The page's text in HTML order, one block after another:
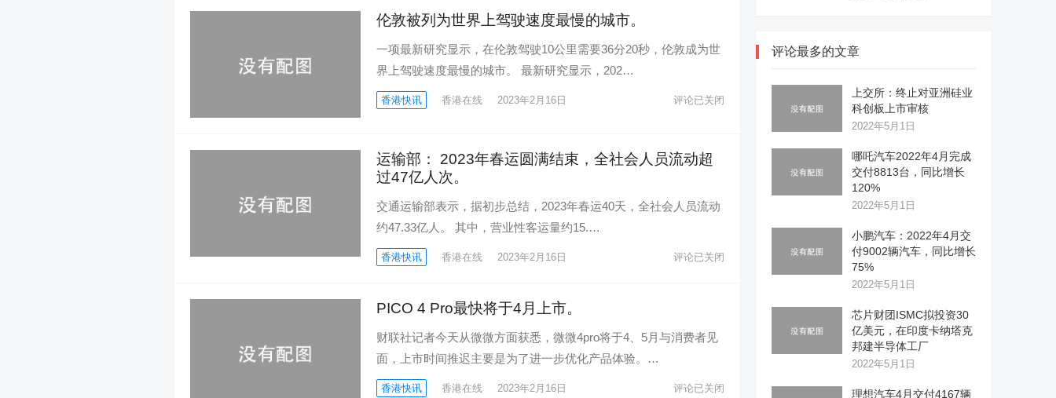
伦敦被列为世界上驾驶速度最慢的城市。
一项最新研究显示，在伦敦驾驶10公里需要36分20秒，伦敦成为世
界上驾驶速度最慢的城市。 最新研究显示，202…
香港快讯 香港在线 2023年2月16日 评论已关闭
运输部： 2023年春运圆满结束，全社会人员流动超
过47亿人次。
交通运输部表示，据初步总结，2023年春运40天，全社会人员流动
约47.33亿人。 其中，营业性客运量约15.…
香港快讯 香港在线 2023年2月16日 评论已关闭
PICO 4 Pro最快将于4月上市。
财联社记者今天从微微方面获悉，微微4pro将于4、5月与消费者见
面，上市时间推迟主要是为了进一步优化产品体验。…
香港快讯 香港在线 2023年2月16日 评论已关闭
评论最多的文章
上交所：终止对亚洲硅业
科创板上市审核
2022年5月1日
哪吒汽车2022年4月完成
交付8813台，同比增长
120%
2022年5月1日
小鹏汽车：2022年4月交
付9002辆汽车，同比增长
75%
2022年5月1日
芯片财团ISMC拟投资30
亿美元，在印度卡纳塔克
邦建半导体工厂
2022年5月1日
理想汽车4月交付4167辆